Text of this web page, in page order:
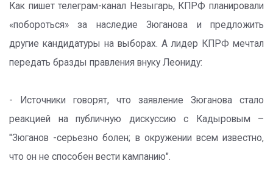
Как пишет телеграм-канал Незыгарь, КПРФ планировали
«побороться» за наследие Зюганова и предложить
другие кандидатуры на выборах. А лидер КПРФ мечтал
передать бразды правления внуку Леониду:
- Источники говорят, что заявление Зюганова стало
реакцией на публичную дискуссию с Кадыровым –
"Зюганов -серьезно болен; в окружении всем известно,
что он не способен вести кампанию".